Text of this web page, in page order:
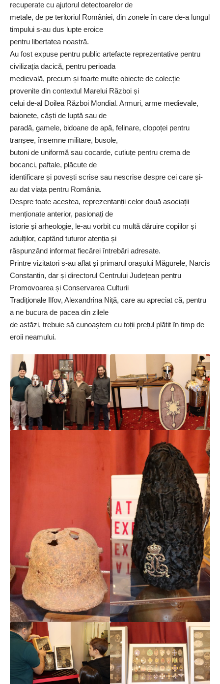
recuperate cu ajutorul detectoarelor de
metale, de pe teritoriul României, din zonele în care de-a lungul
timpului s-au dus lupte eroice
pentru libertatea noastră.
Au fost expuse pentru public artefacte reprezentative pentru
civilizația dacică, pentru perioada
medievală, precum și foarte multe obiecte de colecție
provenite din contextul Marelui Război și
celui de-al Doilea Război Mondial. Armuri, arme medievale,
baionete, căști de luptă sau de
paradă, gamele, bidoane de apă, felinare, clopoței pentru
tranșee, însemne militare, busole,
butoni de uniformă sau cocarde, cutiuțe pentru crema de
bocanci, paftale, plăcute de
identificare și povești scrise sau nescrise despre cei care și-
au dat viața pentru România.
Despre toate acestea, reprezentanții celor două asociații
menționate anterior, pasionați de
istorie și arheologie, le-au vorbit cu multă dăruire copiilor și
adulților, captând tuturor atenția și
răspunzând informat fiecărei întrebări adresate.
Printre vizitatori s-au aflat și primarul orașului Măgurele, Narcis
Constantin, dar și directorul Centrului Județean pentru
Promovoarea și Conservarea Culturii
Tradiționale Ilfov, Alexandrina Niță, care au apreciat că, pentru
a ne bucura de pacea din zilele
de astăzi, trebuie să cunoaștem cu toții prețul plătit în timp de
eroii neamului.